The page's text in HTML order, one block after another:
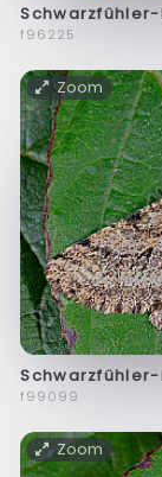
f96225
Zoom
f99099
Zoom